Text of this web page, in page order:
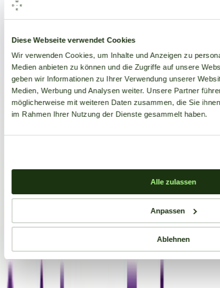
Diese Webseite verwendet Cookies
Wir verwenden Cookies, um Inhalte und Anzeigen zu
Medien anbieten zu können und die Zugriffe auf unsere
geben wir Informationen zu Ihrer Verwendung unserer
Medien, Werbung und Analysen weiter. Unsere Partner
möglicherweise mit weiteren Daten zusammen, die Sie
im Rahmen Ihrer Nutzung der Dienste gesammelt haben.
Alle zulassen
Anpassen
Ablehnen